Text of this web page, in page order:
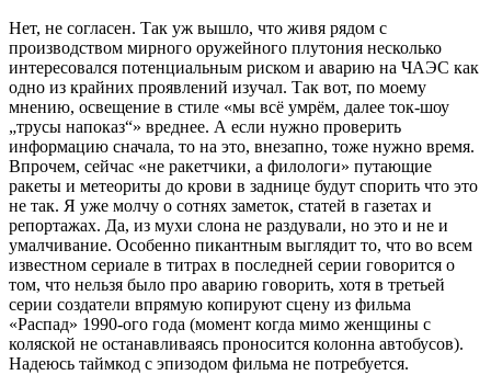
Нет, не согласен. Так уж вышло, что живя рядом с
производством мирного оружейного плутония несколько
интересовался потенциальным риском и аварию на ЧАЭС как
одно из крайних проявлений изучал. Так вот, по моему
мнению, освещение в стиле «мы всё умрём, далее ток-шоу
„трусы напоказ“» вреднее. А если нужно проверить
информацию сначала, то на это, внезапно, тоже нужно время.
Впрочем, сейчас «не ракетчики, а филологи» путающие
ракеты и метеориты до крови в заднице будут спорить что это
не так. Я уже молчу о сотнях заметок, статей в газетах и
репортажах. Да, из мухи слона не раздували, но это и не и
умалчивание. Особенно пикантным выглядит то, что во всем
известном сериале в титрах в последней серии говорится о
том, что нельзя было про аварию говорить, хотя в третьей
серии создатели впрямую копируют сцену из фильма
«Распад» 1990-ого года (момент когда мимо женщины с
коляской не останавливаясь проносится колонна автобусов).
Надеюсь таймкод с эпизодом фильма не потребуется.